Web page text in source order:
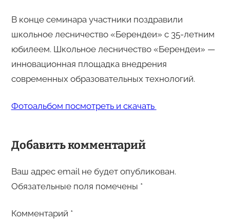
В конце семинара участники поздравили
школьное лесничество «Берендеи» с 35-летним
юбилеем. Школьное лесничество «Берендеи» —
инновационная площадка внедрения
современных образовательных технологий.
Фотоальбом посмотреть и скачать
Добавить комментарий
Ваш адрес email не будет опубликован.
Обязательные поля помечены *
Комментарий *